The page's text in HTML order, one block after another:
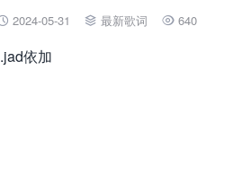
2024-05-31  最新歌词  640
依加